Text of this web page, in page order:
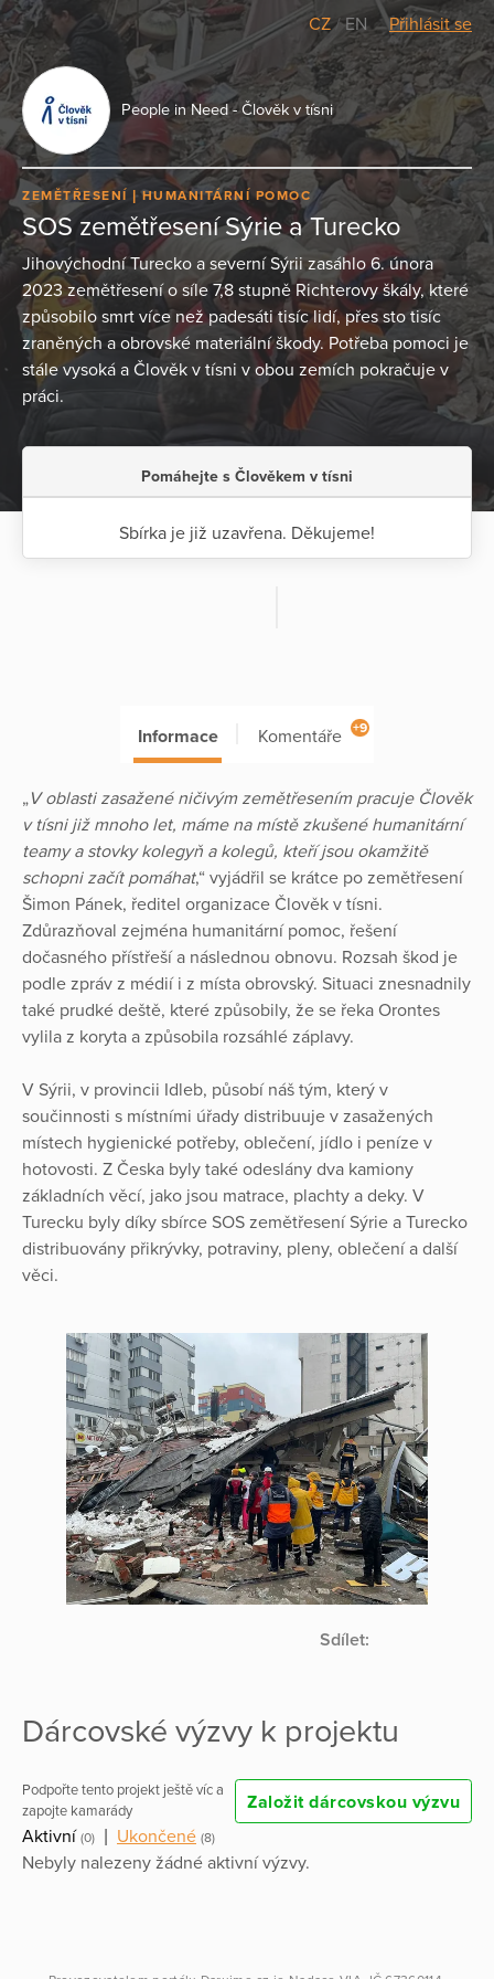
CZ/EN Přihlásit se
People in Need - Člověk v tísni
ZEMĚTŘESENÍ HUMANITÁRNÍ POMOC
SOS zemětřesení Sýrie a Turecko
Jihovýchodní Turecko a severní Sýrii zasáhlo 6. února
2023 zemětřesení o síle 7,8 stupně Richterovy škály, které
způsobilo smrt více než padesáti tisíc lidí, přes sto tisíc
zraněných a obrovské materiální škody. Potřeba pomoci je
stále vysoká a Člověk v tísni v obou zemích pokračuje v
práci.
Pomáhejte s Člověkem v tísni
Sbírka je již uzavřena. Děkujeme!
Informace Komentáře +9
„V oblasti zasažené ničivým zemětřesením pracuje Člověk
v tísni již mnoho let, máme na místě zkušené humanitární
teamy a stovky kolegyň a kolegů, kteří jsou okamžitě
schopni začít pomáhat,“ vyjádřil se krátce po zemětřesení
Šimon Pánek, ředitel organizace Člověk v tísni.
Zdůrazňoval zejména humanitární pomoc, řešení
dočasného přístřeší a následnou obnovu. Rozsah škod je
podle zpráv z médií i z místa obrovský. Situaci znesnadnily
také prudké deště, které způsobily, že se řeka Orontes
vylila z koryta a způsobila rozsáhlé záplavy.
V Sýrii, v provincii Idleb, působí náš tým, který v
součinnosti s místními úřady distribuuje v zasažených
místech hygienické potřeby, oblečení, jídlo i peníze v
hotovosti. Z Česka byly také odeslány dva kamiony
základních věcí, jako jsou matrace, plachty a deky. V
Turecku byly díky sbírce SOS zemětřesení Sýrie a Turecko
distribuovány přikrývky, potraviny, pleny, oblečení a další
věci.
Sdílet:
Dárcovské výzvy k projektu
Podpořte tento projekt ještě víc a
zapojte kamarády
Založit dárcovskou výzvu
Aktivní (0) Ukončené (8)
Nebyly nalezeny žádné aktivní výzvy.